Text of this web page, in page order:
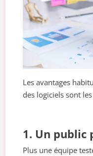
Les avantages
des logiciels sont
1. Un public
Plus une équipe